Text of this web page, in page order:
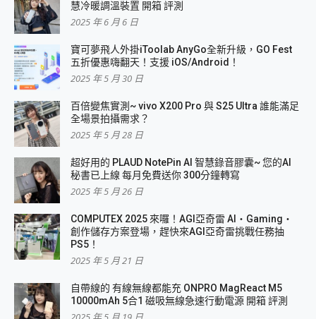
慧冷暖調溫裝置 開箱 評測
2025 年 6 月 6 日
寶可夢飛人外掛iToolab AnyGo全新升級，GO Fest
五折優惠嗨翻天！支援 iOS/Android！
2025 年 5 月 30 日
百倍變焦實測~ vivo X200 Pro 與 S25 Ultra 誰能滿足
全場景拍攝需求？
2025 年 5 月 28 日
超好用的 PLAUD NotePin AI 智慧錄音膠囊~ 您的AI
秘書已上線 每月免費送你 300分鐘轉寫
2025 年 5 月 26 日
COMPUTEX 2025 來囉！AGI亞奇雷 AI・Gaming・
創作儲存方案登場，趕快來AGI亞奇雷挑戰任務抽
PS5！
2025 年 5 月 21 日
自帶線的 有線無線都能充 ONPRO MagReact M5
10000mAh 5合1 磁吸無線急速行動電源 開箱 評測